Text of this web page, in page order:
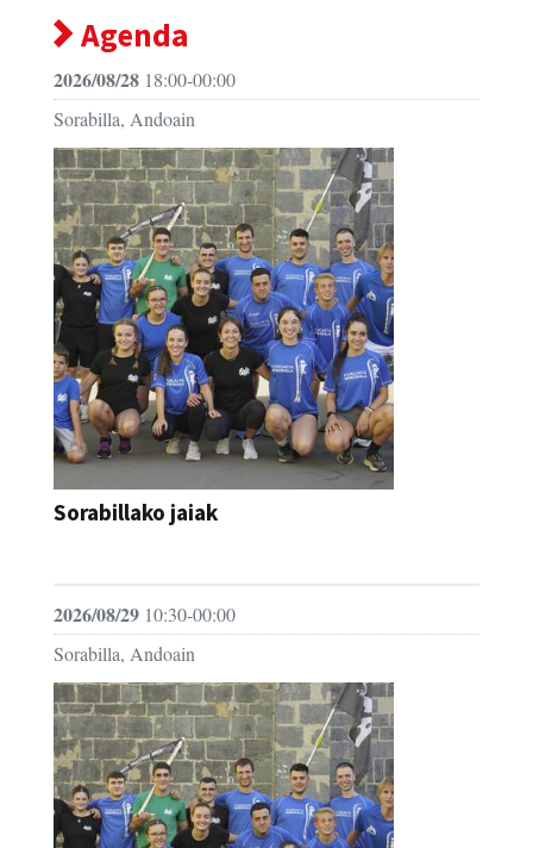
Agenda
2026/08/28 18:00-00:00
Sorabilla, Andoain
Sorabillako jaiak
2026/08/29 10:30-00:00
Sorabilla, Andoain